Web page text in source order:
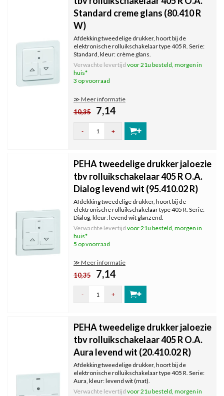
Standard creme glans (80.410 R
W)
Afdekking tweedelige drukker, hoort bij de
elektronische rolluikschakelaar type 405 R. Serie:
Standard, kleur: crème glans.
Verwachte levertijd voor 21u besteld, morgen in
huis*
3 op voorraad
≫ Meer informatie
10,35 7,14
- +
PEHA tweedelige drukker jaloezie
tbv rolluikschakelaar 405 R O.A.
Dialog levend wit (95.410.02 R)
Afdekking tweedelige drukker, hoort bij de
elektronische rolluikschakelaar type 405 R. Serie:
Dialog, kleur: levend wit glanzend.
Verwachte levertijd voor 21u besteld, morgen in
huis*
5 op voorraad
≫ Meer informatie
10,35 7,14
- +
PEHA tweedelige drukker jaloezie
tbv rolluikschakelaar 405 R O.A.
Aura levend wit (20.410.02 R)
Afdekking tweedelige drukker, hoort bij de
elektronische rolluikschakelaar type 405 R. Serie:
Aura, kleur: levend wit (mat).
Verwachte levertijd voor 21u besteld, morgen in